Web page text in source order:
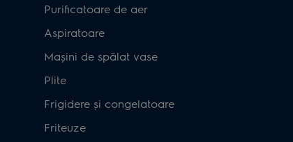
Purificatoare de aer
Aspiratoare
Mașini de spălat vase
Plite
Frigidere și congelatoare
Friteuze